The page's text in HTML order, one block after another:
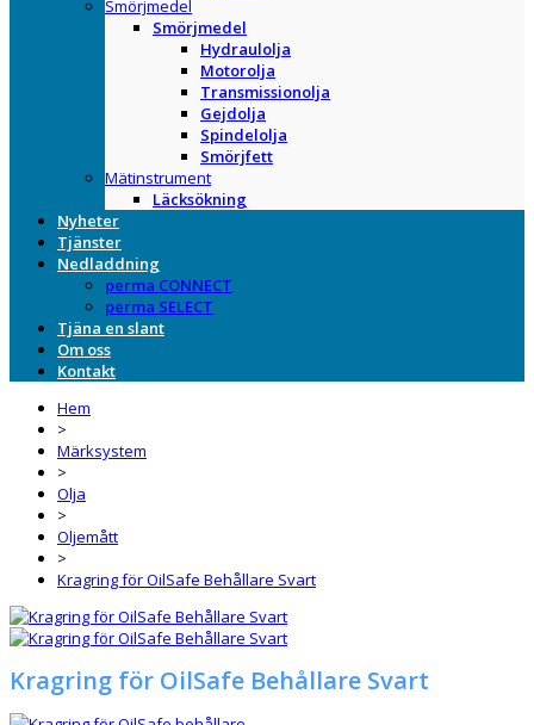
Smörjmedel
Smörjmedel
Hydraulolja
Motorolja
Transmissionolja
Gejdolja
Spindelolja
Smörjfett
Mätinstrument
Läcksökning
Nyheter
Tjänster
Nedladdning
perma CONNECT
perma SELECT
Tjäna en slant
Om oss
Kontakt
Hem
>
Märksystem
>
Olja
>
Oljemått
>
Kragring för OilSafe Behållare Svart
Kragring för OilSafe Behållare Svart